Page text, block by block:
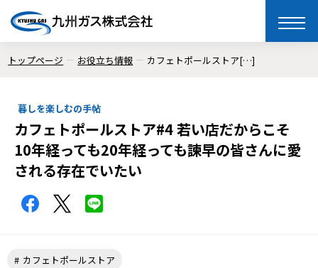
toggle
トップページ お役立ち情報 カフェトポールストア[…]
暮しを楽しむの手帖
カフェトポールストア#4 若い店だからこそ
10年経っても20年経っても諫早の皆さんに愛
される存在でいたい
カフェトポールストア